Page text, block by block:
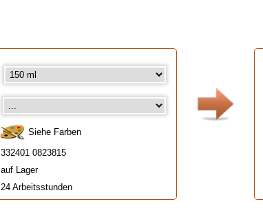
Siehe Farben
332401 0823815
auf Lager
24 Arbeitsstunden